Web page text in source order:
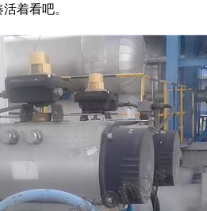
着看吧。